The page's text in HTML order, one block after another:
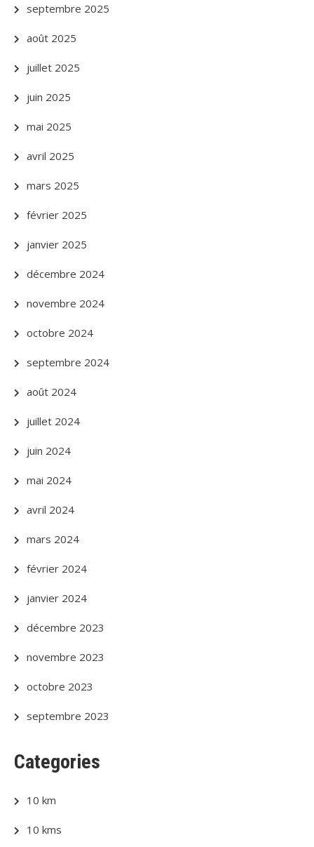
septembre 2025
août 2025
juillet 2025
juin 2025
mai 2025
avril 2025
mars 2025
février 2025
janvier 2025
décembre 2024
novembre 2024
octobre 2024
septembre 2024
août 2024
juillet 2024
juin 2024
mai 2024
avril 2024
mars 2024
février 2024
janvier 2024
décembre 2023
novembre 2023
octobre 2023
septembre 2023
Categories
10 km
10 kms